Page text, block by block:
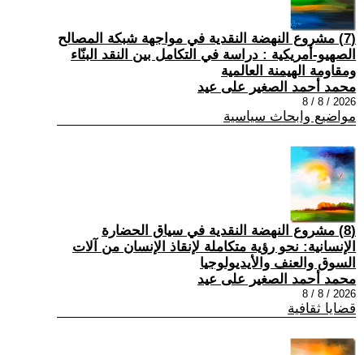
(7) مشروع النهضة النقدية في مواجهة شبكة المصالح
الصهيو-أمريكية : دراسة في التكامل بين النقد البنّاء
ومقاومة الهيمنة العالمية
محمد أحمد الصغير على عيد
2026 / 8 / 8
مواضيع وابحاث سياسية
(8) مشروع النهضة النقدية في سياق الحضارة
الإنسانية: نحو رؤية متكاملة لإنقاذ الإنسان من آلات
السوق والعنف والأيديولوجيا
محمد أحمد الصغير على عيد
2026 / 8 / 8
قضايا ثقافية